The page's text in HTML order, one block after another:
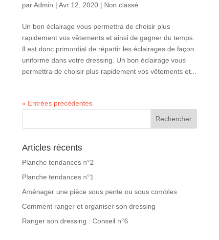
parAdmin | Avr 12, 2020| Non classé
Un bon éclairage vous permettra de choisir plus
rapidement vos vêtements et ainsi de gagner du temps.
Il est donc primordial de répartir les éclairages de façon
uniforme dans votre dressing. Un bon éclairage vous
permettra de choisir plus rapidement vos vêtements et...
« Entrées précédentes
Articles récents
Planche tendances n°2
Planche tendances n°1
Aménager une pièce sous pente ou sous combles
Comment ranger et organiser son dressing
Ranger son dressing : Conseil n°6